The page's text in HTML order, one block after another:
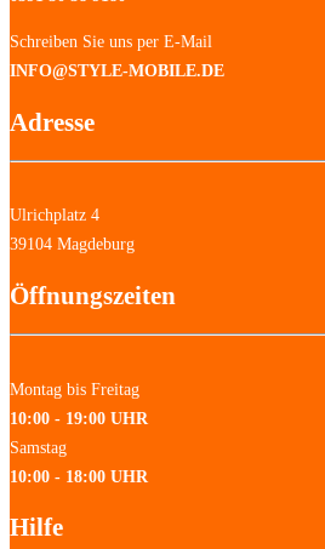
Schreiben Sie uns per E-Mail
INFO@STYLE-MOBILE.DE
Adresse
Ulrichplatz 4
39104 Magdeburg
Öffnungszeiten
Montag bis Freitag
10:00 - 19:00 UHR
Samstag
10:00 - 18:00 UHR
Hilfe